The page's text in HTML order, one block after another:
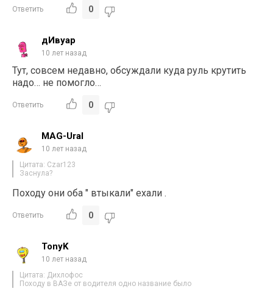
Ответить 0
дИвуар
10 лет назад
Тут, совсем недавно, обсуждали куда руль крутить
надо… не помогло…
Ответить 0
MAG-Ural
10 лет назад
Цитата: Czar123
Заснула?
Походу они оба " втыкали" ехали .
Ответить 0
TonyK
10 лет назад
Цитата: Дихлофос
Походу в ВАЗе от водителя одно название было